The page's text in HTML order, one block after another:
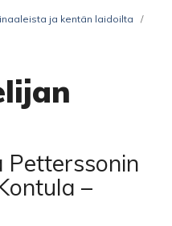
ja kentän laidoilta
/
Petterssonin
–